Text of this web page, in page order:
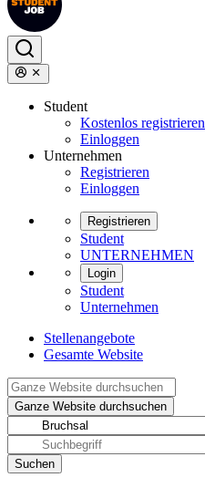
Student
Kostenlos registrieren
Einloggen
Unternehmen
Registrieren
Einloggen
Registrieren
Student
UNTERNEHMEN
Login
Student
Unternehmen
Stellenangebote
Gesamte Website